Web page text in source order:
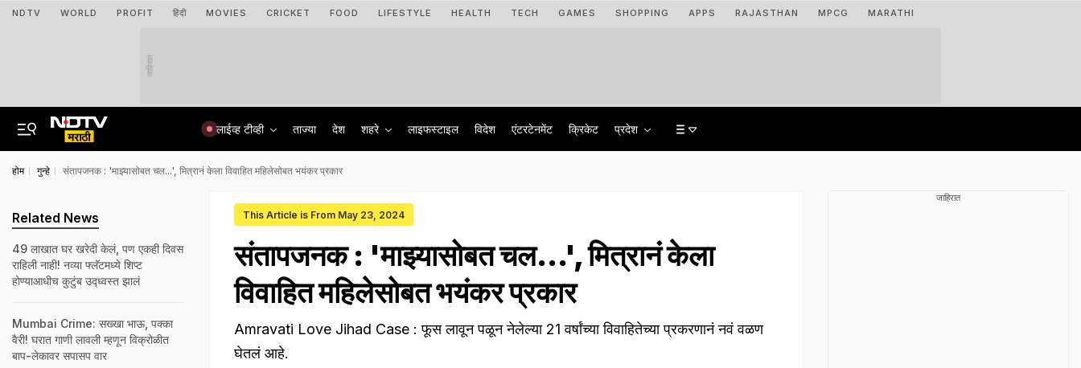
NDTV WORLD PROFIT हिंदी MOVIES CRICKET FOOD LIFESTYLE HEALTH TECH GAMES SHOPPING APPS RAJASTHAN MPCG MARATHI
जाहिरात
लाईव्ह टीव्ही ताज्या देश शहरे लाइफस्टाइल विदेश एंटरटेनमेंट क्रिकेट प्रदेश
होम गुन्हे संतापजनक : 'माझ्यासोबत चल...', मित्रानं केला विवाहित महिलेसोबत भयंकर प्रकार
This Article is From May 23, 2024
संतापजनक : 'माझ्यासोबत चल...', मित्रानं केला
विवाहित महिलेसोबत भयंकर प्रकार
Amravati Love Jihad Case : फूस लावून पळून नेलेल्या 21 वर्षांच्या विवाहितेच्या प्रकरणानं नवं वळण
घेतलं आहे.
Related News
49 लाखात घर खरेदी केलं, पण एकही दिवस
राहिली नाही! नव्या फ्लॅटमध्ये शिप्ट
होण्याआधीच कुटुंब उद्ध्वस्त झालं
Mumbai Crime: सख्खा भाऊ, पक्का
वैरी! घरात गाणी लावली म्हणून विक्रोळीत
बाप-लेकावर सपासप वार
जाहिरात